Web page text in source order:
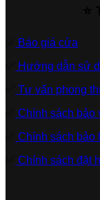
Báo giá cửa
Hướng dẫn sử
Tư vấn phong
Chính sách bảo
Chính sách bảo
Chính sách đặt